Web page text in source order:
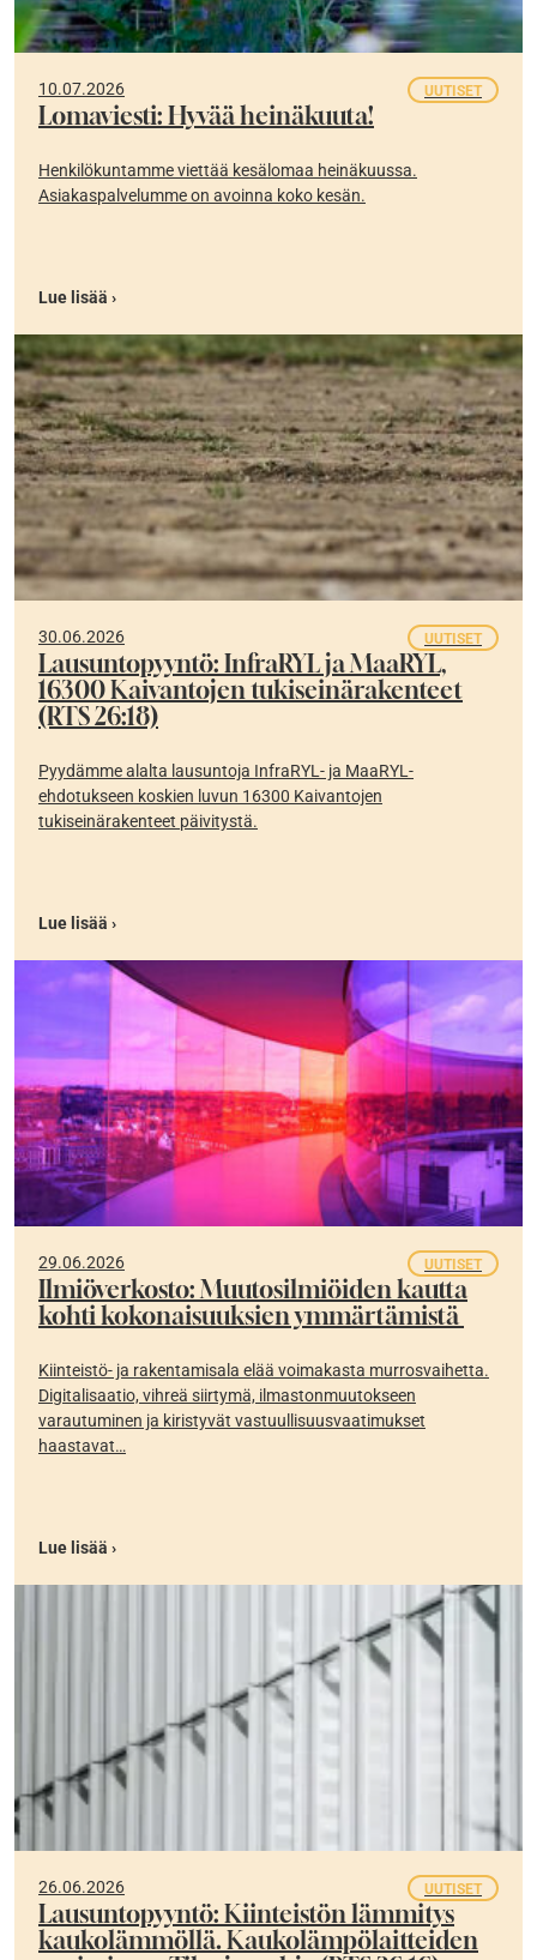
10.07.2026 UUTISET
Lomaviesti: Hyvää heinäkuuta!
Henkilökuntamme viettää kesälomaa heinäkuussa.
Asiakaspalvelumme on avoinna koko kesän.
Lue lisää ›
30.06.2026 UUTISET
Lausuntopyyntö: InfraRYL ja MaaRYL,
16300 Kaivantojen tukiseinärakenteet
(RTS 26:18)
Pyydämme alalta lausuntoja InfraRYL- ja MaaRYL-
ehdotukseen koskien luvun 16300 Kaivantojen
tukiseinärakenteet päivitystä.
Lue lisää ›
29.06.2026 UUTISET
Ilmiöverkosto: Muutosilmiöiden kautta
kohti kokonaisuuksien ymmärtämistä
Kiinteistö- ja rakentamisala elää voimakasta murrosvaihetta.
Digitalisaatio, vihreä siirtymä, ilmastonmuutokseen
varautuminen ja kiristyvät vastuullisuusvaatimukset
haastavat…
Lue lisää ›
26.06.2026 UUTISET
Lausuntopyyntö: Kiinteistön lämmitys
kaukolämmöllä. Kaukolämpölaitteiden